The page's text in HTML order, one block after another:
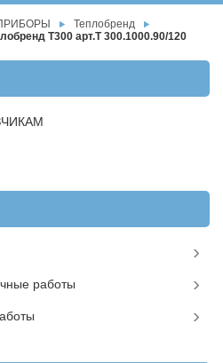
Теплобренд
T300 арт.T 300.1000.90/120
работы